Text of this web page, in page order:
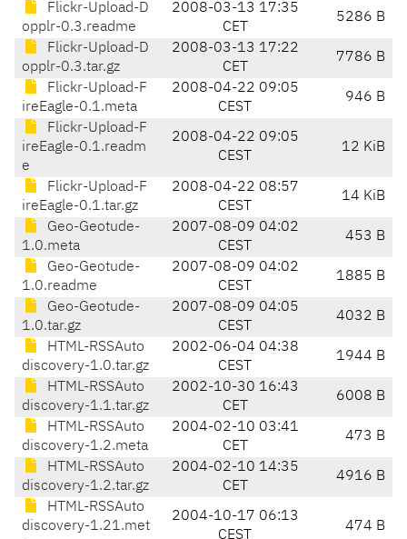
Flickr-Upload-D
opplr-0.3.readme
2008-03-13 17:35
CET
5286 B
Flickr-Upload-D
opplr-0.3.tar.gz
2008-03-13 17:22
CET
7786 B
Flickr-Upload-F
ireEagle-0.1.meta
2008-04-22 09:05
CEST
946 B
Flickr-Upload-F
ireEagle-0.1.readm
e
2008-04-22 09:05
CEST
12 KiB
Flickr-Upload-F
ireEagle-0.1.tar.gz
2008-04-22 08:57
CEST
14 KiB
Geo-Geotude-
1.0.meta
2007-08-09 04:02
CEST
453 B
Geo-Geotude-
1.0.readme
2007-08-09 04:02
CEST
1885 B
Geo-Geotude-
1.0.tar.gz
2007-08-09 04:05
CEST
4032 B
HTML-RSSAuto
discovery-1.0.tar.gz
2002-06-04 04:38
CEST
1944 B
HTML-RSSAuto
discovery-1.1.tar.gz
2002-10-30 16:43
CET
6008 B
HTML-RSSAuto
discovery-1.2.meta
2004-02-10 03:41
CET
473 B
HTML-RSSAuto
discovery-1.2.tar.gz
2004-02-10 14:35
CET
4916 B
HTML-RSSAuto
discovery-1.21.met
2004-10-17 06:13
CEST
474 B